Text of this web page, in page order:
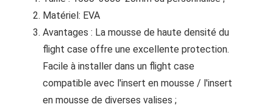
Matériel: EVA
Avantages : La mousse de haute densité du
flight case offre une excellente protection.
Facile à installer dans un flight case
compatible avec l'insert en mousse / l'insert
en mousse de diverses valises ;